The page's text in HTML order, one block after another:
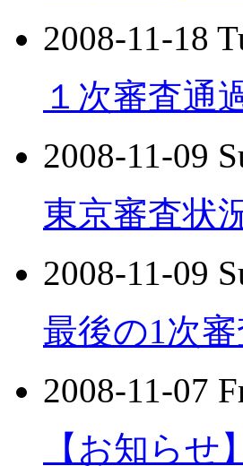
2008-11-18
１次審査通
2008-11-09
東京審査状
2008-11-09
最後の1次
2008-11-07
【お知ら